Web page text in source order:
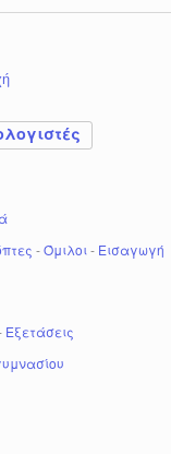
-Όμιλοι- Εισαγωγή
Εξετάσεις